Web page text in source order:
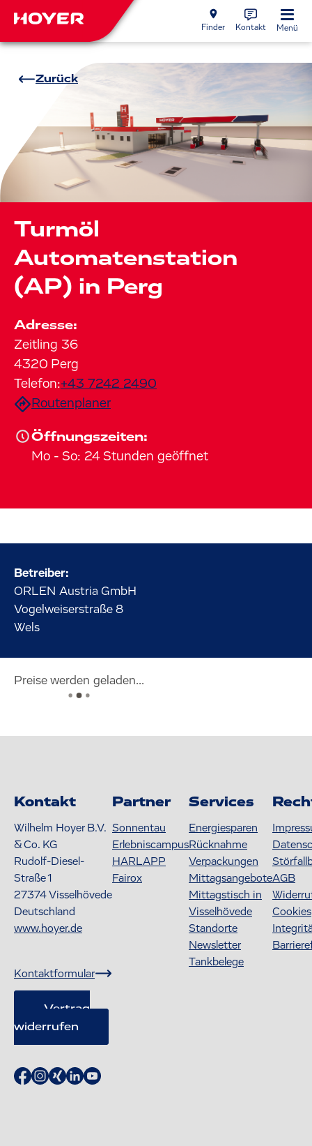
Finder Kontakt Menü
Zurück
Turmöl
Automatenstation
(AP) in Perg
Adresse:
Zeitling 36
4320 Perg
Telefon:+43 7242 2490
Routenplaner
Öffnungszeiten:
Mo - So: 24 Stunden geöffnet
Betreiber:
ORLEN Austria GmbH
Vogelweiserstraße 8
Wels
Preise werden geladen...
Kontakt
Wilhelm Hoyer B.V.
& Co. KG
Rudolf-Diesel-
Straße 1
27374Visselhövede
Deutschland
www.hoyer.de
Kontaktformular
Vertrag
widerrufen
Partner
Sonnentau
Erlebniscampus
HARLAPP
Fairox
Services
Energiesparen
Rücknahme
Verpackungen
Mittagsangebote
Mittagstisch in
Visselhövede
Standorte
Newsletter
Tankbelege
AGB
Cookies